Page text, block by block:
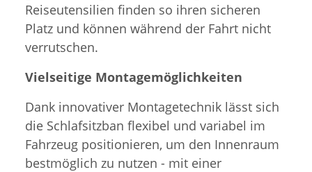
Reiseutensilien finden so ihren sicheren
Platz und können während der Fahrt nicht
verrutschen.
Vielseitige Montagemöglichkeiten
Dank innovativer Montagetechnik lässt sich
die Schlafsitzban flexibel und variabel im
Fahrzeug positionieren, um den Innenraum
bestmöglich zu nutzen - mit einer